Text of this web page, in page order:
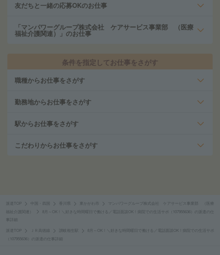
友だちと一緒の応募OKのお仕事
「マンパワーグループ株式会社 ケアサービス事業部 （医療
福祉介護関連）」のお仕事
条件を指定してお仕事をさがす
職種からお仕事をさがす
勤務地からお仕事をさがす
駅からお仕事をさがす
こだわりからお仕事をさがす
派遣TOP 中国・四国 香川県 東かがわ市
マンパワーグループ株式会社 ケアサービス事業部 （医療
福祉介護関連）
8月～OK！＼好きな時間曜日で働ける／電話面談OK！病院での生活サポ（107955636）の派遣の仕
事詳細
派遣TOP ＪＲ高徳線 讃岐相生駅
8月～OK！＼好きな時間曜日で働ける／電話面談OK！病院での生活サポ
（107955636）の派遣の仕事詳細